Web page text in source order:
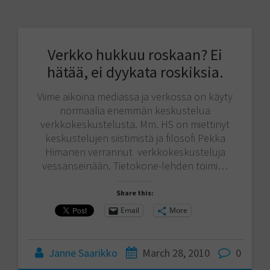
Verkko hukkuu roskaan? Ei
hätää, ei dyykata roskiksia.
Viime aikoina mediassa ja verkossa on käyty
normaalia enemmän keskustelua
verkkokeskustelusta. Mm. HS on miettinyt
keskustelujen siistimistä ja filosofi Pekka
Himanen verrannut verkkokeskusteluja
vessanseinään. Tietokone-lehden toimi…
Share this:
Email More
Janne Saarikko March 28, 2010 0